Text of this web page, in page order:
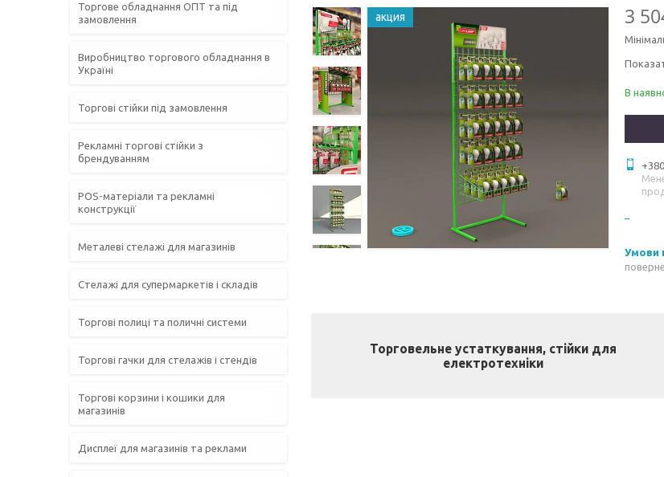
акция 3
В
Торговельне устаткування, стійки для
електротехніки
Торгове обладнання ОПТ та під
замовлення
Виробництво торгового обладнання в
Україні
Торгові стійки під замовлення
Рекламні торгові стійки з
брендуванням
POS-матеріали та рекламні
конструкції
Металеві стелажі для магазинів
Стелажі для супермаркетів і складів
Торгові полиці та поличні системи
Торгові гачки для стелажів і стендів
Торгові корзини і кошики для
магазинів
Дисплеї для магазинів та реклами